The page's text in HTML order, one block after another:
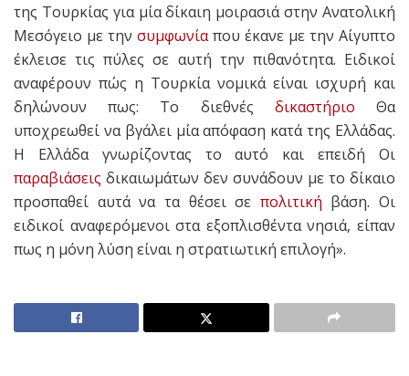
της Τουρκίας για μία δίκαιη μοιρασιά στην Ανατολική
Μεσόγειο με την συμφωνίαπου έκανε με την Αίγυπτο
έκλεισε τις πύλες σε αυτή την πιθανότητα. Ειδικοί
αναφέρουν πώς η Τουρκία νομικά είναι ισχυρή και
δηλώνουν πως: Το διεθνές δικαστήριο Θα
υποχρεωθεί να βγάλει μία απόφαση κατά της Ελλάδας.
Η Ελλάδα γνωρίζοντας το αυτό και επειδή Οι
παραβιάσεις δικαιωμάτων δεν συνάδουν με το δίκαιο
προσπαθεί αυτά να τα θέσει σε πολιτική βάση. Οι
ειδικοί αναφερόμενοι στα εξοπλισθέντα νησιά, είπαν
πως η μόνη λύση είναι η στρατιωτική επιλογή».